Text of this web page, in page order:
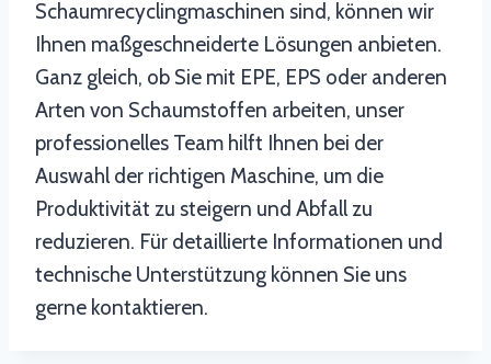
Schaumrecyclingmaschinen sind, können wir
Ihnen maßgeschneiderte Lösungen anbieten.
Ganz gleich, ob Sie mit EPE, EPS oder anderen
Arten von Schaumstoffen arbeiten, unser
professionelles Team hilft Ihnen bei der
Auswahl der richtigen Maschine, um die
Produktivität zu steigern und Abfall zu
reduzieren. Für detaillierte Informationen und
technische Unterstützung können Sie uns
gerne kontaktieren.